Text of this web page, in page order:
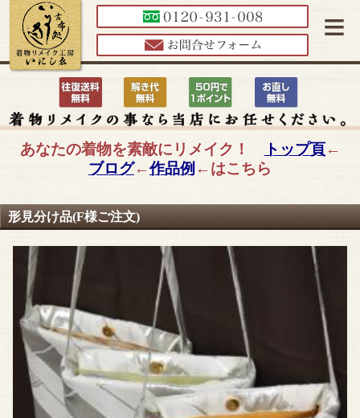
≡
あなたの着物を素敵にリメイク！ トップ頁←
ブログ←作品例 ←はこちら
形見分け品(F様ご注文)